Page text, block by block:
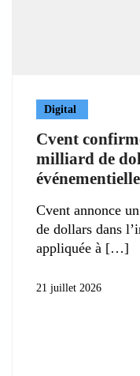
Digital
Cvent
milliard de
événementielle
Cvent annonce
de dollars dans
appliquée à
21 juillet 2026